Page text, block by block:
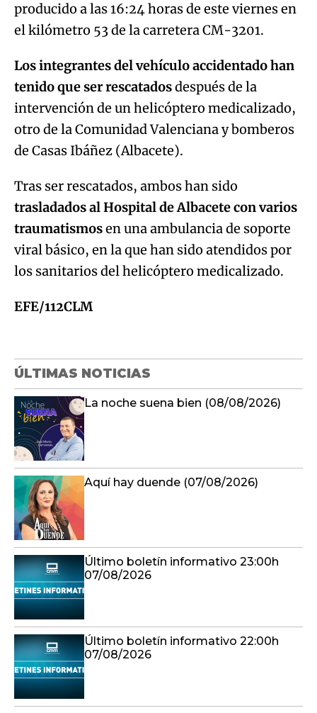
producido a las 16:24 horas de este viernes en
el kilómetro 53 de la carretera CM-3201.
Los integrantes del vehículo accidentado han
tenido que ser rescatadosdespués de la
intervención de un helicóptero medicalizado,
otro de la Comunidad Valenciana y bomberos
de Casas Ibáñez (Albacete).
Tras ser rescatados, ambos han sido
trasladados al Hospital de Albacete con varios
traumatismosen una ambulancia de soporte
viral básico, en la que han sido atendidos por
los sanitarios del helicóptero medicalizado.
EFE/112CLM
ÚLTIMAS NOTICIAS
La noche suena bien (08/08/2026)
Aquí hay duende (07/08/2026)
Último boletín informativo 23:00h
07/08/2026
Último boletín informativo 22:00h
07/08/2026